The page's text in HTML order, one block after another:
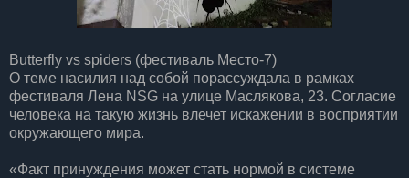
Butterfly vs spiders (фестиваль Место-7)
О теме насилия над собой порассуждала в рамках
фестиваля Лена NSG на улице Маслякова, 23. Согласие
человека на такую жизнь влечет искажении в восприятии
окружающего мира.
«Факт принуждения может стать нормой в системе